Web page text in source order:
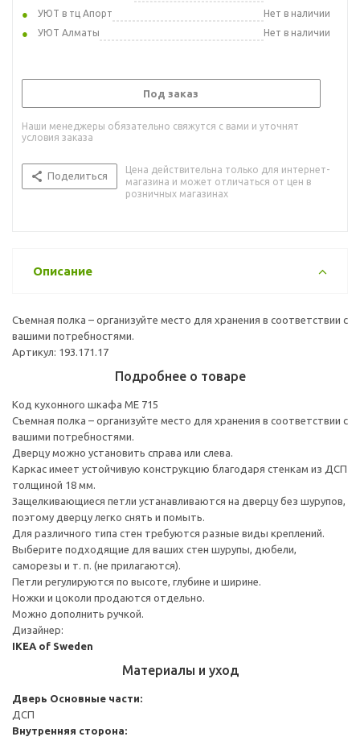
УЮТ в тц Апорт
Нет в наличии
УЮТ Алматы
Нет в наличии
Под заказ
Наши менеджеры обязательно свяжутся с вами и уточнят
условия заказа
Поделиться
Цена действительна только для интернет-
магазина и может отличаться от цен в
розничных магазинах
Описание
Съемная полка – организуйте место для хранения в соответствии с
вашими потребностями.
Артикул: 193.171.17
Подробнее о товаре
Код кухонного шкафа ME 715
Съемная полка – организуйте место для хранения в соответствии с
вашими потребностями.
Дверцу можно установить справа или слева.
Каркас имеет устойчивую конструкцию благодаря стенкам из ДСП
толщиной 18 мм.
Защелкивающиеся петли устанавливаются на дверцу без шурупов,
поэтому дверцу легко снять и помыть.
Для различного типа стен требуются разные виды креплений.
Выберите подходящие для ваших стен шурупы, дюбели,
саморезы и т. п. (не прилагаются).
Петли регулируются по высоте, глубине и ширине.
Ножки и цоколи продаются отдельно.
Можно дополнить ручкой.
Дизайнер:
IKEA of Sweden
Материалы и уход
Дверь Основные части:
ДСП
Внутренняя сторона: